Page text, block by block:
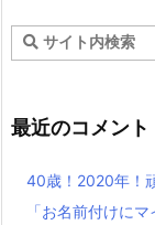
最近のコメント
40歳！2020年！
「お名前付けに